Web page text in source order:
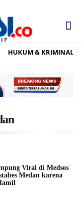
HUKUM & KRIMINAL
Viral di Medsos
Medan karena